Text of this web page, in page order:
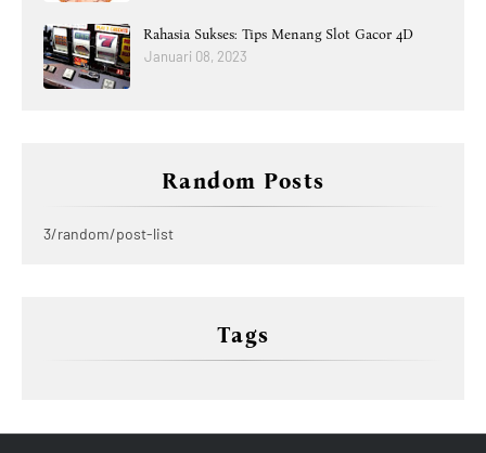
Rahasia Sukses: Tips Menang Slot Gacor 4D
Januari 08, 2023
Random Posts
3/random/post-list
Tags